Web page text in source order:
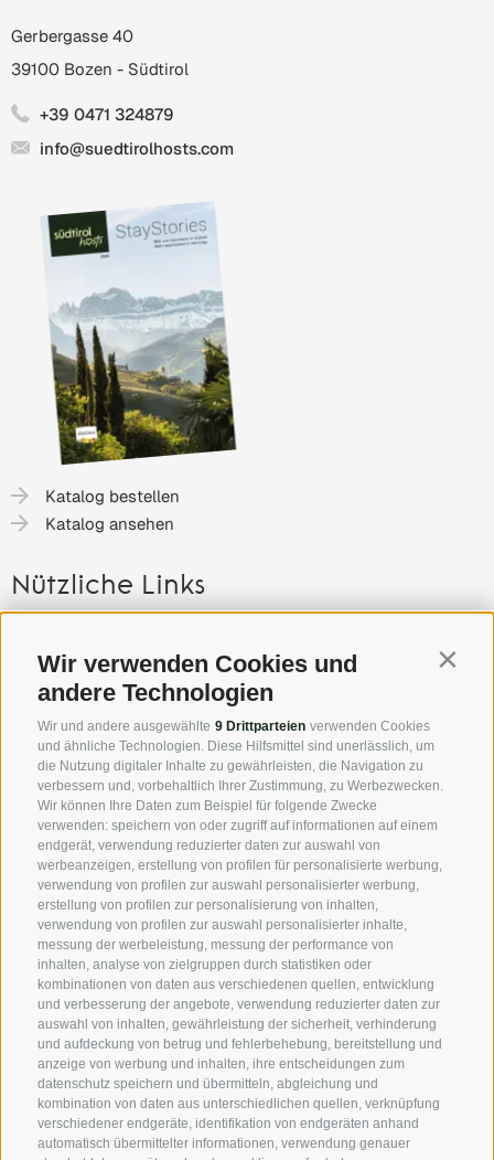
Wir verwenden Cookies und
andere Technologien
Wir und andere ausgewählte 9 Drittparteien verwenden Cookies
und ähnliche Technologien. Diese Hilfsmittel sind unerlässlich, um
die Nutzung digitaler Inhalte zu gewährleisten, die Navigation zu
verbessern und, vorbehaltlich Ihrer Zustimmung, zu Werbezwecken.
Wir können Ihre Daten zum Beispiel für folgende Zwecke
verwenden: speichern von oder zugriff auf informationen auf einem
endgerät, verwendung reduzierter daten zur auswahl von
werbeanzeigen, erstellung von profilen für personalisierte werbung,
verwendung von profilen zur auswahl personalisierter werbung,
erstellung von profilen zur personalisierung von inhalten,
verwendung von profilen zur auswahl personalisierter inhalte,
messung der werbeleistung, messung der performance von
inhalten, analyse von zielgruppen durch statistiken oder
kombinationen von daten aus verschiedenen quellen, entwicklung
und verbesserung der angebote, verwendung reduzierter daten zur
auswahl von inhalten, gewährleistung der sicherheit, verhinderung
und aufdeckung von betrug und fehlerbehebung, bereitstellung und
anzeige von werbung und inhalten, ihre entscheidungen zum
datenschutz speichern und übermitteln, abgleichung und
kombination von daten aus unterschiedlichen quellen, verknüpfung
verschiedener endgeräte, identifikation von endgeräten anhand
automatisch übermittelter informationen, verwendung genauer
Gerbergasse 40
39100 Bozen - Südtirol
+39 0471 324879
info@suedtirolhosts.com
Katalog bestellen
Katalog ansehen
Nützliche Links
Anreise nach Südtirol
Presse
Highlights & Veranstaltungen
Partner
Über uns
VPS-Verband der Privatvermieter
Mitgliedschaft
Folge uns auf Facebook und entdecke alle Angebote,
neuen Mitglieder und Südtirol-Insider-Tipps als erster!
Authentische Bilder - eben das „echte“ Südtirol aus der
Sicht unserer Privatvermieter.